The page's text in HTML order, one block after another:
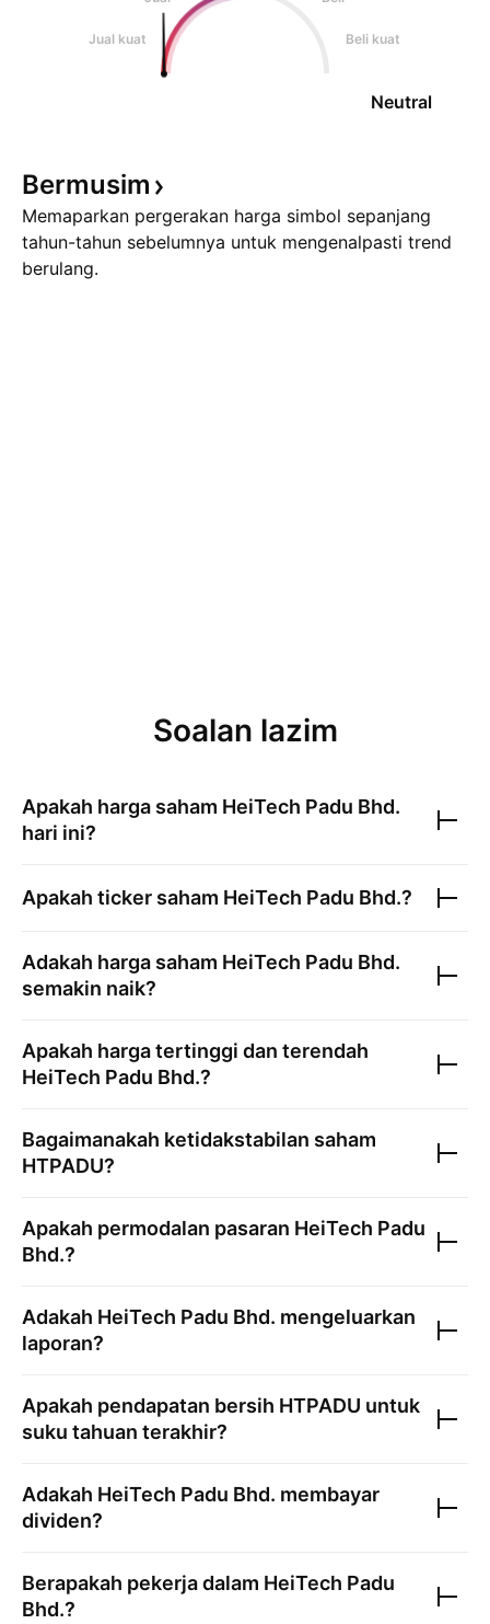
Jual kuat Beli kuat
Neutral
Bermusim
Memaparkan pergerakan harga simbol sepanjang
tahun-tahun sebelumnya untuk mengenalpasti trend
berulang.
Soalan lazim
Apakah harga saham HeiTech Padu Bhd.
hari ini?
Apakah ticker saham HeiTech Padu Bhd.?
Adakah harga saham HeiTech Padu Bhd.
semakin naik?
Apakah harga tertinggi dan terendah
HeiTech Padu Bhd.?
Bagaimanakah ketidakstabilan saham
HTPADU?
Apakah permodalan pasaran HeiTech Padu
Bhd.?
Adakah HeiTech Padu Bhd. mengeluarkan
laporan?
Apakah pendapatan bersih HTPADU untuk
suku tahuan terakhir?
Adakah HeiTech Padu Bhd. membayar
dividen?
Berapakah pekerja dalam HeiTech Padu
Bhd.?